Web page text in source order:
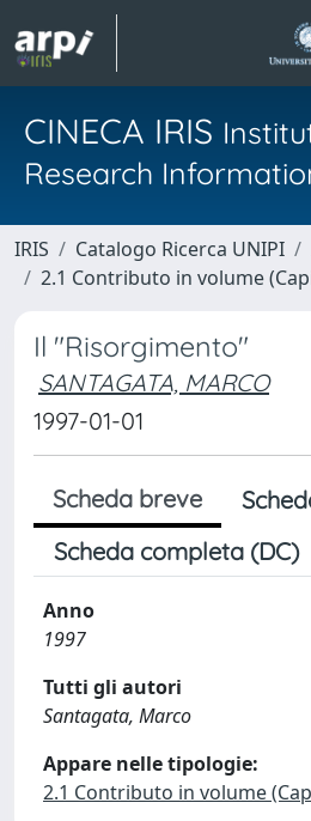
CINECA IRIS
Research
IRIS Catalogo Ricerca UNIPI
2.1 Contributo in volume
Il "Risorgimento"
SANTAGATA, MARCO
1997-01-01
Scheda breve
Scheda completa (DC)
Anno
1997
Tutti gli autori
Santagata, Marco
Appare nelle tipologie:
2.1 Contributo in volume